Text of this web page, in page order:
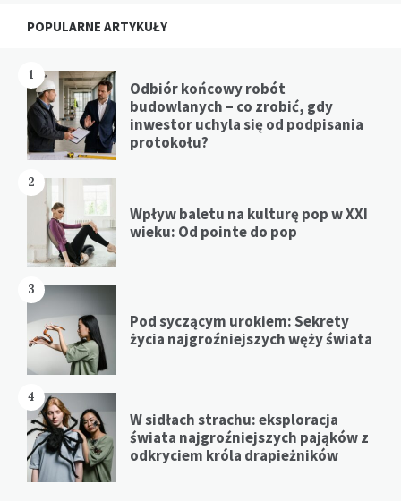
POPULARNE ARTYKUŁY
1
Odbiór końcowy robót
budowlanych – co zrobić, gdy
inwestor uchyla się od podpisania
protokołu?
2
Wpływ baletu na kulturę pop w XXI
wieku: Od pointe do pop
3
Pod syczącym urokiem: Sekrety
życia najgroźniejszych węży świata
4
W sidłach strachu: eksploracja
świata najgroźniejszych pająków z
odkryciem króla drapieżników